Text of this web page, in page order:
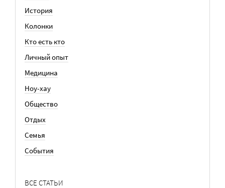
История
Колонки
Кто есть кто
Личный опыт
Медицина
Ноу-хау
Общество
Отдых
Семья
События
ВСЕ СТАТЬИ